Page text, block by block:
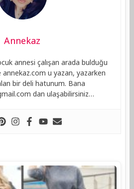
Annekaz
annesi çalışan arada bulduğu
u yazan, yazarken
bir deli hatunum. Bana
dan ulaşabilirsiniz…